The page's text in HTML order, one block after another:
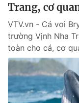
Emagazine
Photo
VTV Money
Trang, cơ
VTV.vn - Cá voi
trường Vịnh Nha
toàn cho cá, cơ